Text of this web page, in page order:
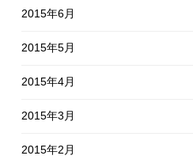
2015年6月
2015年5月
2015年4月
2015年3月
2015年2月